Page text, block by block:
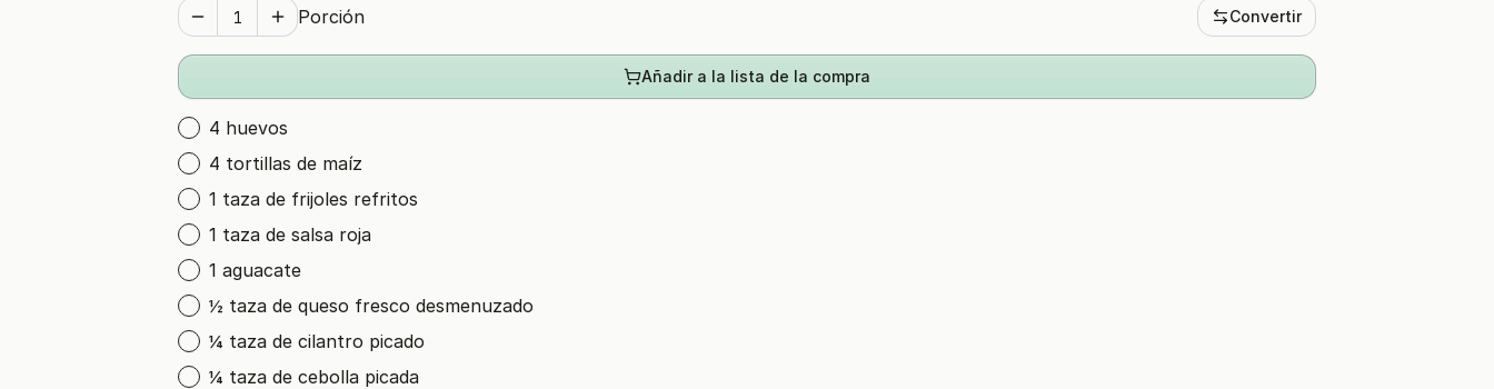
Porción Convertir
Añadir a la lista de la compra
4 huevos
4 tortillas de maíz
1 taza de frijoles refritos
1 taza de salsa roja
1 aguacate
½ taza de queso fresco desmenuzado
¼ taza de cilantro picado
¼ taza de cebolla picada